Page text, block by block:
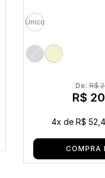
Único
De: R$
R$
4x de R$
COMPRA